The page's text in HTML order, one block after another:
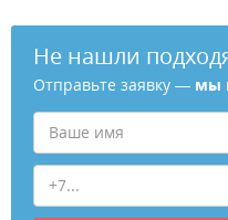
Не нашли
Отправьте заявку — мы